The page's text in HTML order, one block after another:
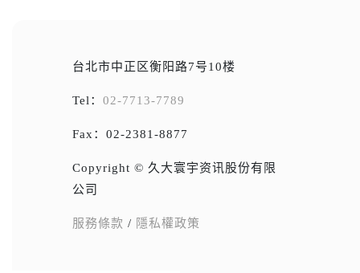
台北市中正区衡阳路7号10楼
Tel： 02-7713-7789
Fax：02-2381-8877
Copyright © 久大寰宇资讯股份有限
公司
服務條款 / 隱私權政策